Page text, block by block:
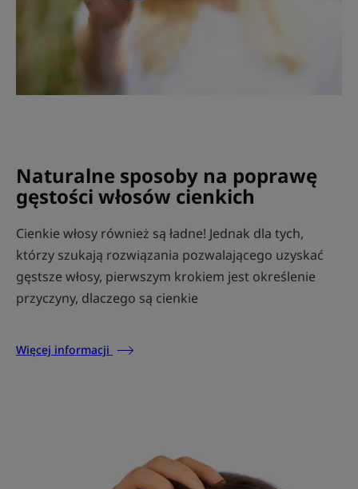
Naturalne sposoby na poprawę
gęstości włosów cienkich
Cienkie włosy również są ładne! Jednak dla tych,
którzy szukają rozwiązania pozwalającego uzyskać
gęstsze włosy, pierwszym krokiem jest określenie
przyczyny, dlaczego są cienkie
Więcej informacji